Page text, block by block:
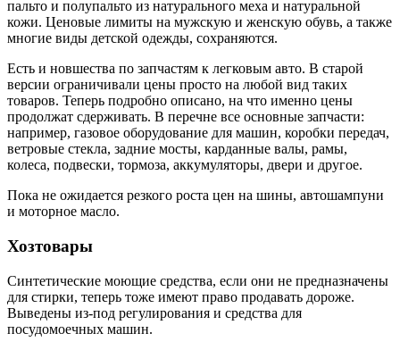
пальто и полупальто из натурального меха и натуральной
кожи. Ценовые лимиты на мужскую и женскую обувь, а также
многие виды детской одежды, сохраняются.
Есть и новшества по запчастям к легковым авто. В старой
версии ограничивали цены просто на любой вид таких
товаров. Теперь подробно описано, на что именно цены
продолжат сдерживать. В перечне все основные запчасти:
например, газовое оборудование для машин, коробки передач,
ветровые стекла, задние мосты, карданные валы, рамы,
колеса, подвески, тормоза, аккумуляторы, двери и другое.
Пока не ожидается резкого роста цен на шины, автошампуни
и моторное масло.
Хозтовары
Синтетические моющие средства, если они не предназначены
для стирки, теперь тоже имеют право продавать дороже.
Выведены из-под регулирования и средства для
посудомоечных машин.